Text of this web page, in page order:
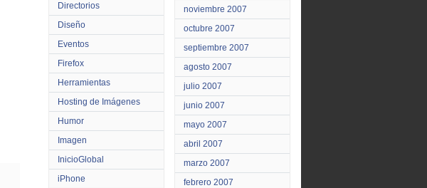
Directorios
Diseño
Eventos
Firefox
Herramientas
Hosting de Imágenes
Humor
Imagen
InicioGlobal
iPhone
noviembre 2007
octubre 2007
septiembre 2007
agosto 2007
julio 2007
junio 2007
mayo 2007
abril 2007
marzo 2007
febrero 2007